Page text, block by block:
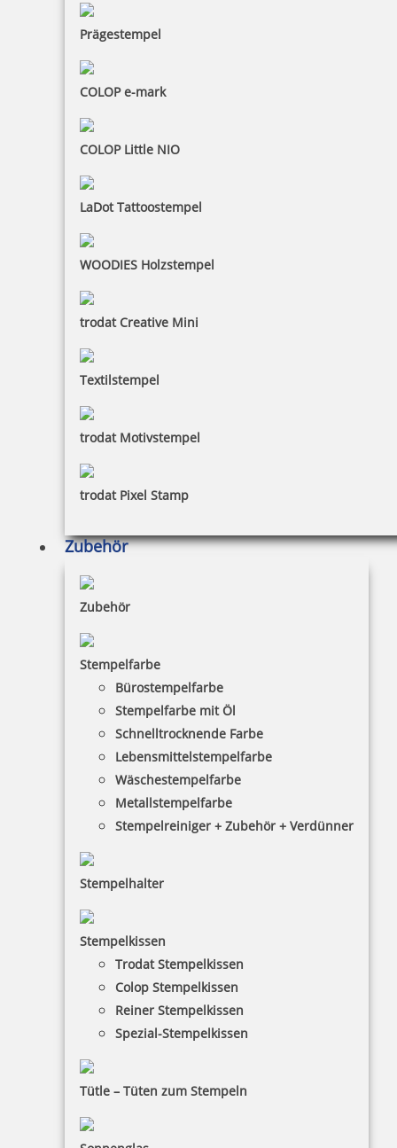
Prägestempel
COLOP e-mark
COLOP Little NIO
LaDot Tattoostempel
WOODIES Holzstempel
trodat Creative Mini
Textilstempel
trodat Motivstempel
trodat Pixel Stamp
Zubehör
Zubehör
Stempelfarbe
Bürostempelfarbe
Stempelfarbe mit Öl
Schnelltrocknende Farbe
Lebensmittelstempelfarbe
Wäschestempelfarbe
Metallstempelfarbe
Stempelreiniger + Zubehör + Verdünner
Stempelhalter
Stempelkissen
Trodat Stempelkissen
Colop Stempelkissen
Reiner Stempelkissen
Spezial-Stempelkissen
Tütle – Tüten zum Stempeln
HINWEISE
Versandinformationen
Zahlungsbedingungen
Bestellhinweise